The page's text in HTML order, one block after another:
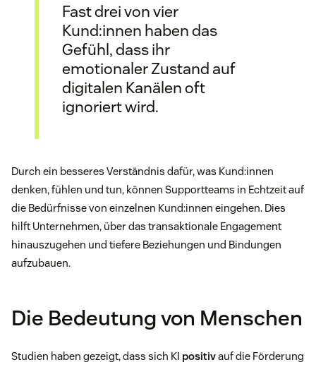
Fast drei von vier
Kund:innen haben das
Gefühl, dass ihr
emotionaler Zustand auf
digitalen Kanälen oft
ignoriert wird.
Durch ein besseres Verständnis dafür, was Kund:innen
denken, fühlen und tun, können Supportteams in Echtzeit auf
die Bedürfnisse von einzelnen Kund:innen eingehen. Dies
hilft Unternehmen, über das transaktionale Engagement
hinauszugehen und tiefere Beziehungen und Bindungen
aufzubauen.
Die Bedeutung von Menschen
Studien haben gezeigt, dass sich KI positivauf die Förderung